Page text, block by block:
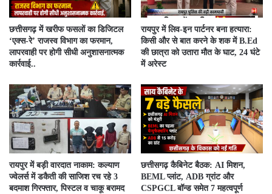
​छत्तीसगढ़ में खरीफ फसलों का डिजिटल
‘एक्स-रे’ राजस्व विभाग का फरमान,
लापरवाही पर होगी सीधी अनुशासनात्मक
कार्रवाई..
रायपुर में लिव-इन पार्टनर बना हत्यारा:
किसी और से बात करने के शक में B.Ed
की छात्रा को उतारा मौत के घाट, 24 घंटे
में अरेस्ट
रायपुर में बड़ी वारदात नाकाम: कल्याण
ज्वेलर्स में डकैती की साजिश रच रहे 3
बदमाश गिरफ्तार, पिस्टल व चाकू बरामद
छत्तीसगढ़ कैबिनेट बैठक: AI मिशन,
BEML प्लांट, ADB ग्रांट और
CSPGCL बॉन्ड समेत 7 महत्वपूर्ण